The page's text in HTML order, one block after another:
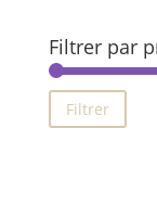
Filtrer par
Filtrer